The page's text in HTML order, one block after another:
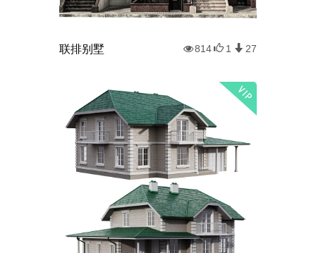
联排别墅 814 1 27